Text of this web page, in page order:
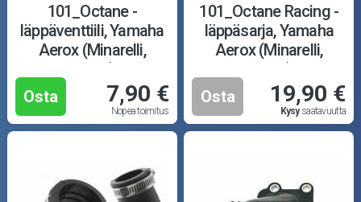
101_Octane -
läppäventtiili, Yamaha
Aerox (Minarelli,
vaaka)
Osta
7,90 €
Nopea toimitus
101_Octane Racing -
läppäsarja, Yamaha
Aerox (Minarelli,
vaaka)
Osta
19,90 €
Kysysaatavuutta